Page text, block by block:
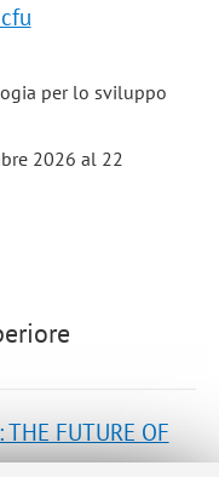
per lo sviluppo
2026 al 22
FUTURE OF